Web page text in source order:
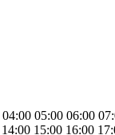
04:00 05:00 06:00
14:00 15:00 16:00